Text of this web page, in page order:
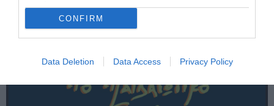
CONFIRM
Data Deletion Data Access Privacy Policy
Επικοινωνία